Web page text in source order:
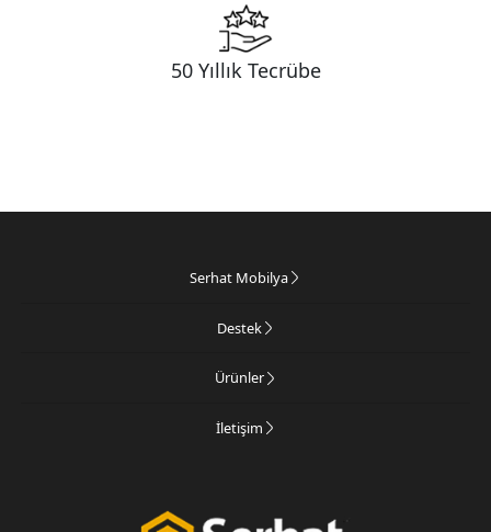
50 Yıllık Tecrübe
Serhat Mobilya
Destek
Ürünler
İletişim